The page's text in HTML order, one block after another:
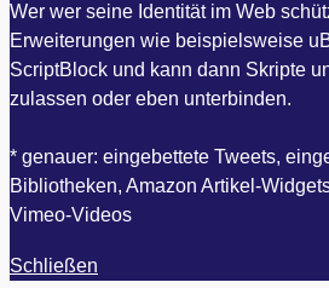
Wer wer seine Identität im Web
Erweiterungen wie beispielsweise
ScriptBlock und kann dann Skripte
zulassen oder eben unterbinden.
* genauer: eingebettete Tweets,
Bibliotheken, Amazon Artikel-
Vimeo-Videos
Schließen